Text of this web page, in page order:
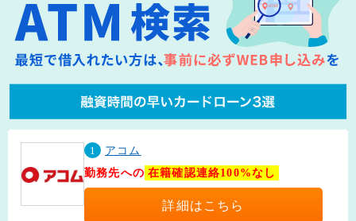
>提携企業一覧
1
アコム
勤務先への 在籍確認連絡100%なし
詳細はこちら